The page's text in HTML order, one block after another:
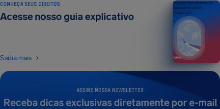
ASSINE NOSSA NEWSLETTER
Receba dicas exclusivas diretamente por e-mail
CONHEÇA SEUS DIREITOS
Acesse nosso guia explicativo
Saiba mais
Seu guia dos direitos do
passageiro aéreo
EDIÇÃO 2026